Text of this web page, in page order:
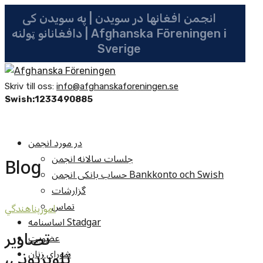
انجمن افغانها در سویدن | په سویدن کی
دافغانانو ټولنه | Afghanska Föreningen i
Sverige
Skriv till oss: info@afghanskaforeningen.se
Swish:1233490885
در مورد انجمن
جلسات سالانه انجمن
حساب بانکی انجمن Bankkonto och Swish
گزارشات
تماس
اساسنامه Stadgar
عضویت
شوراي زنان
Blog
امورپناهندگي
تصاویر